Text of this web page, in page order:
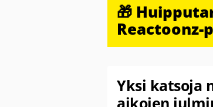
🎁
Reactoonz-
Yksi katsoja
aikojen